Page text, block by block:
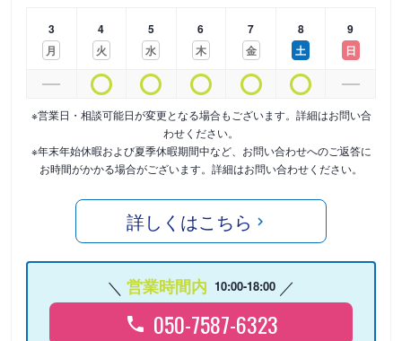
3
月
4
火
5
水
6
木
7
金
8
土
9
日
※営業日・相談可能日が変更となる場合もございます。詳細はお問い合
わせください。
※年末年始休暇および夏季休暇期間中など、お問い合わせへのご返答に
お時間がかかる場合がございます。詳細はお問い合わせください。
詳しくはこちら
営業時間内 10:00-18:00
050-7587-6323